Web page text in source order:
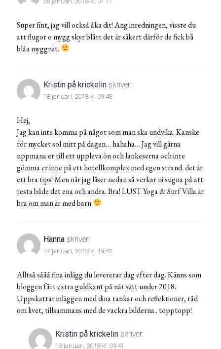
Super fint, jag vill också åka dit! Ang inredningen, visste du
att flugor o mygg skyr blått det är säkert därför de fick bli
blåa myggnät.
Kristin på krickelin skriver:
18 januari, 2018 kl. 09:43
Hej,
Jag kan inte komma på något som man ska undvika. Kanske
för mycket sol mitt på dagen… hahaha… Jag vill gärna
uppmana er till ett uppleva ön och lankeserna och inte
gömma er inne på ett hotellkomplex med egen strand. det är
ett bra tips! Men när jag läser nedan så verkar ni sugna på att
testa både det ena och andra. Bra! LUST Yoga & Surf Villa är
bra om man är med barn
Hanna skriver:
17 januari, 2018 kl. 19:52
Alltså sååå fina inlägg du levererar dag efter dag. Känns som
bloggen fått extra guldkant på nåt sätt under 2018.
Uppskattar inläggen med dina tankar och reflektioner, råd
om livet, tillsammans med de vackra bilderna.. topptopp!
Kristin på krickelin skriver:
18 januari, 2018 kl. 09:41